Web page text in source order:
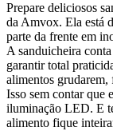
Prepare deliciosos
da Amvox. Ela está
parte da frente em
A sanduicheira
garantir total
alimentos grudarem,
Isso sem contar que
iluminação LED. E
alimento fique